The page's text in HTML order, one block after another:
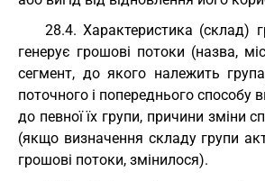
28.4. Характеристика (склад)
генерує грошові потоки (назва,
сегмент, до якого належить
поточного і попереднього способу
до певної їх групи, причини зміни
(якщо визначення складу групи
грошові потоки, змінилося).